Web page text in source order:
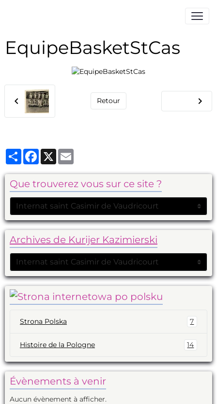
EquipeBasketStCas
Retour
PartagerFacebook
X
Que trouverez vous sur ce site ?
Archives de Kurijer Kazimierski
Strona Polska 7
Histoire de la Pologne 14
Évènements à venir
Aucun évènement à afficher.